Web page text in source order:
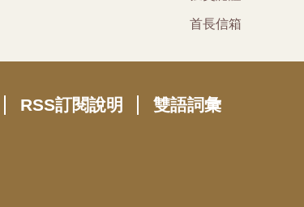
首長信箱
RSS訂閱說明 雙語詞彙